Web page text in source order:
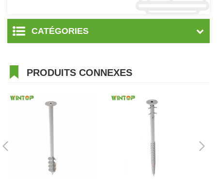
CATÉGORIES
PRODUITS CONNEXES